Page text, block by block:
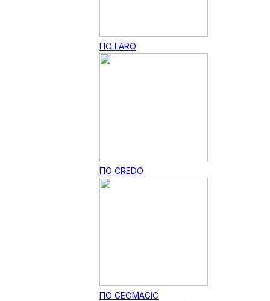
ПО FARO
ПО CREDO
ПО GEOMAGIC